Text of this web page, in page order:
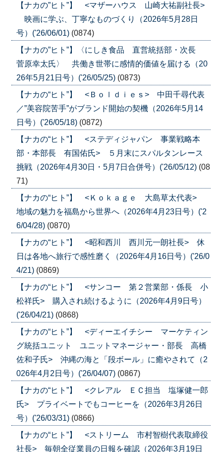
【ナカの”ヒト”】 <マザーハウス 山崎大祐副社長>
映画に学ぶ、丁寧なものづくり（2026年5月28日
号）('26/06/01) (0874)
【ナカの”ヒト”】〈にしき食品 直営統括部・次長
菅原幸太氏〉 共働き世帯に感情的価値を届ける（20
26年5月21日号）('26/05/25) (0873)
【ナカの“ヒト”】 <Ｂｏｌｄｉｅｓ> 中田千尋代表
／”美容院苦手”がブランド開始の契機（2026年5月14
日号）('26/05/18) (0872)
【ナカの“ヒト”】 <ステディジャパン 事業戦略本
部・本部長 有国佑氏> ５月末にスパルタンレース
挑戦（2026年4月30日・5月7日合併号）('26/05/12) (08
71)
【ナカの“ヒト”】 <Ｋｏｋａｇｅ 大島草太代表>
地域の魅力を福島から世界へ（2026年4月23日号）('2
6/04/28) (0870)
【ナカの“ヒト”】 <昭和西川 西川元一朗社長> 休
日は各地へ旅行で感性磨く（2026年4月16日号）('26/0
4/21) (0869)
【ナカの“ヒト”】 <サンコー 第２営業部・係長 小
松祥氏> 購入され続けるように（2026年4月9日号）
('26/04/21) (0868)
【ナカの“ヒト”】 <ディーエイチシー マーケティン
グ統括ユニット ユニットマネージャー・部長 高橋
佐和子氏> 沖縄の海と「段ボール」に癒やされて（2
026年4月2日号）('26/04/07) (0867)
【ナカの“ヒト”】 <クレアル ＥＣ担当 塩塚健一郎
氏> プライベートでもコーヒーを（2026年3月26日
号）('26/03/31) (0866)
【ナカの“ヒト”】 <ストリーム 市村智樹代表取締役
社長> 毎朝全従業員の日報を確認（2026年3月19日